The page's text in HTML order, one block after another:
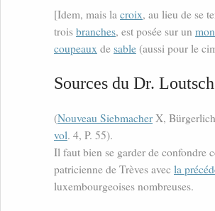
[Idem, mais la croix, au lieu de se
trois branches, est posée sur un
coupeaux de sable (aussi pour le
Sources du Dr.
(Nouveau Siebmacher X,
vol. 4, P. 55).
Il faut bien se garder de confondre
patricienne de Trèves avec la
luxembourgeoises nombreuses.